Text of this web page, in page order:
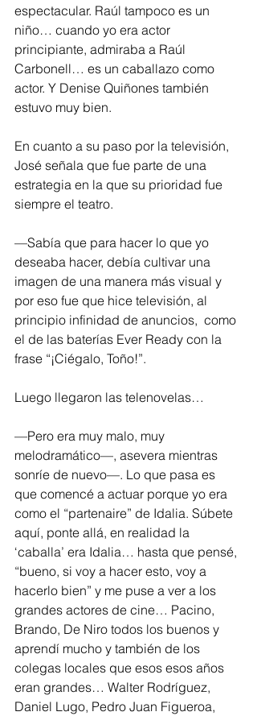
espectacular. Raúl tampoco es un
niño… cuando yo era actor
principiante, admiraba a Raúl
Carbonell… es un caballazo como
actor. Y Denise Quiñones también
estuvo muy bien.
En cuanto a su paso por la televisión,
José señala que fue parte de una
estrategia en la que su prioridad fue
siempre el teatro.
—Sabía que para hacer lo que yo
deseaba hacer, debía cultivar una
imagen de una manera más visual y
por eso fue que hice televisión, al
principio infinidad de anuncios,  como
el de las baterías Ever Ready con la
frase “¡Ciégalo, Toño!”.
Luego llegaron las telenovelas…
—Pero era muy malo, muy
melodramático—, asevera mientras
sonríe de nuevo—. Lo que pasa es
que comencé a actuar porque yo era
como el “partenaire” de Idalia. Súbete
aquí, ponte allá, en realidad la
‘caballa’ era Idalia… hasta que pensé,
“bueno, si voy a hacer esto, voy a
hacerlo bien” y me puse a ver a los
grandes actores de cine… Pacino,
Brando, De Niro todos los buenos y
aprendí mucho y también de los
colegas locales que esos esos años
eran grandes… Walter Rodríguez,
Daniel Lugo, Pedro Juan Figueroa,